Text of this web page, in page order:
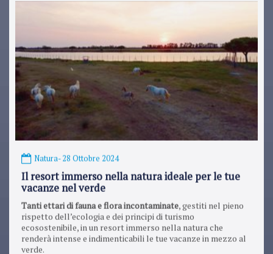
Natura - 28 Ottobre 2024
Il resort immerso nella natura ideale per le tue
vacanze nel verde
Tanti ettari di fauna e flora incontaminate , gestiti nel pieno
rispetto dell’ecologia e dei principi di turismo
ecosostenibile, in un resort immerso nella natura che
renderà intense e indimenticabili le tue vacanze in mezzo al
verde.